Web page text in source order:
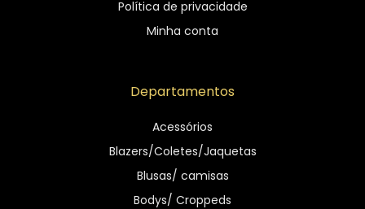
Política de privacidade
Minha conta
Departamentos
Acessórios
Blazers/Coletes/Jaquetas
Blusas/ camisas
Bodys/ Croppeds